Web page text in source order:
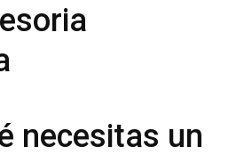
necesitas un